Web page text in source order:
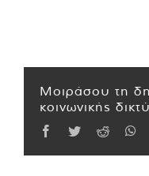
Μοιράσου τη
κοινωνικής
Facebook
TwitterReddit